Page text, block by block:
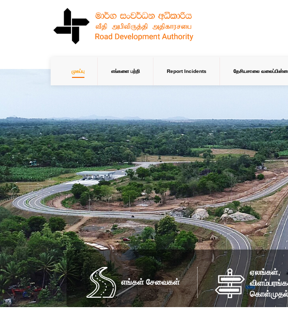
முகப்பு எங்களை பற்றி Report Incidents தேசியசாலை
எங்கள் சேவைகள்
ஏலங்கள்,